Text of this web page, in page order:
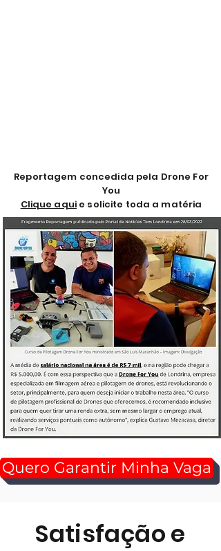
Reportagem concedida pela Drone For
You
Clique aqui e solicite toda a matéria
Quero Garantir Minha Vaga
Satisfação e